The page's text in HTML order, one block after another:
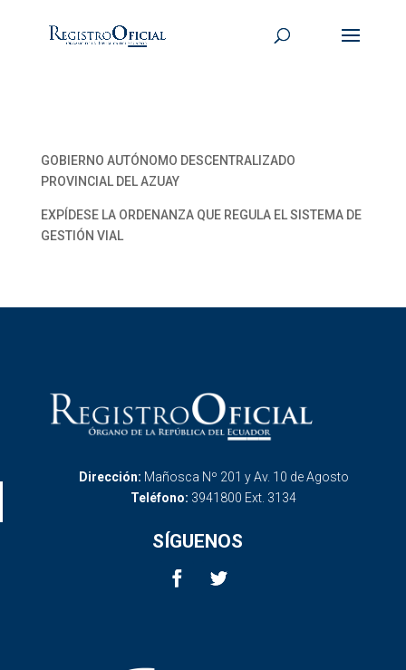
GOBIERNO AUTÓNOMO DESCENTRALIZADO
PROVINCIAL DEL AZUAY
EXPÍDESE LA ORDENANZA QUE REGULA EL SISTEMA DE
GESTIÓN VIAL
Dirección: Mañosca Nº 201 y Av. 10 de Agosto
Teléfono: 3941800 Ext. 3134
SÍGUENOS